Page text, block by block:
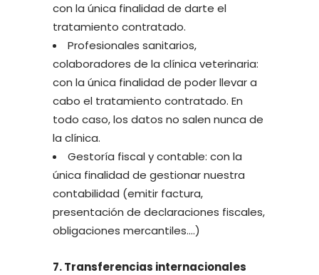
con la única finalidad de darte el
tratamiento contratado.
Profesionales sanitarios,
colaboradores de la clínica veterinaria:
con la única finalidad de poder llevar a
cabo el tratamiento contratado. En
todo caso, los datos no salen nunca de
la clínica.
Gestoría fiscal y contable: con la
única finalidad de gestionar nuestra
contabilidad (emitir factura,
presentación de declaraciones fiscales,
obligaciones mercantiles….)
7. Transferencias internacionales